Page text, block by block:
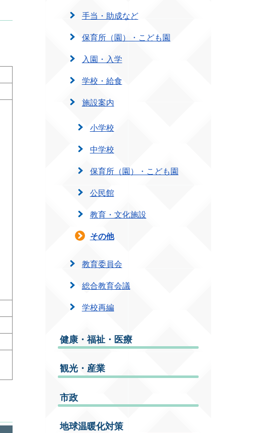
手当・助成など
保育所（園）・こども園
入園・入学
学校・給食
施設案内
小学校
中学校
保育所（園）・こども園
公民館
教育・文化施設
その他
教育委員会
総合教育会議
学校再編
健康・福祉・医療
観光・産業
市政
地球温暖化対策